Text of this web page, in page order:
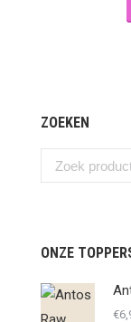
ZOEKEN
ONZE
€